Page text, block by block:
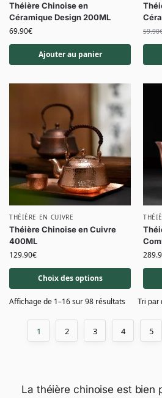
Théière Chinoise en
Céramique Design 200ML
69.90€
Ajouter au panier
59.90
THÉIÈRE EN CUIVRE
Théière Chinoise en Cuivre
400ML
129.90€
Choix des options
Affichage de 1–16 sur 98 résultats
1 2 3 4 5
La théière chinoise est bien